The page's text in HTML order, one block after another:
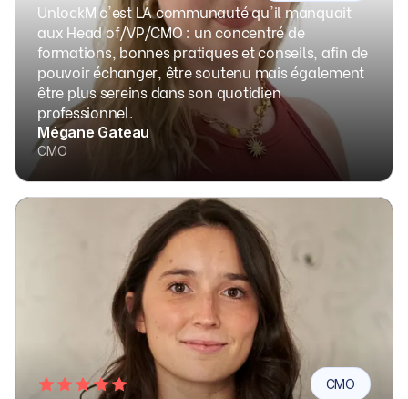
UnlockM c'est LA communauté qu'il manquait
aux Head of/VP/CMO : un concentré de
formations, bonnes pratiques et conseils, afin de
pouvoir échanger, être soutenu mais également
être plus sereins dans son quotidien
professionnel.
Mégane Gateau
CMO
CMO